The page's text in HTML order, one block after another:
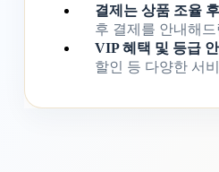
결제는 상품 조율 후
후 결제를 안내해
VIP 혜택 및 등급
할인 등 다양한 서